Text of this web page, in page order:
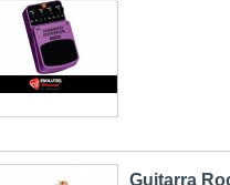
Guitarra